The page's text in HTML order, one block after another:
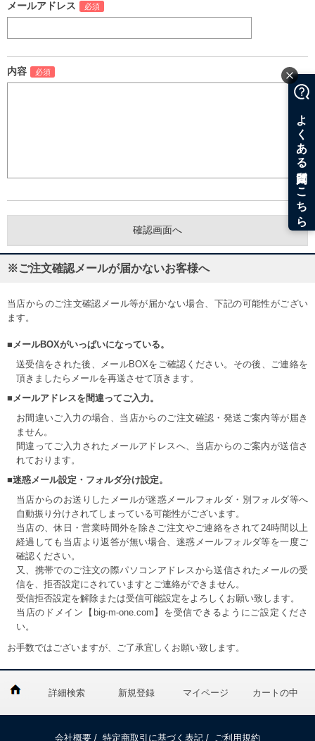
メールアドレス
内容
※ご注文確認メールが届かないお客様へ
当店からのご注文確認メール等が届かない場合、下記の可能性がござい
ます。
■メールBOXがいっぱいになっている。
送受信をされた後、メールBOXをご確認ください。その後、ご連絡を
頂きましたらメールを再送させて頂きます。
■メールアドレスを間違ってご入力。
お間違いご入力の場合、当店からのご注文確認・発送ご案内等が届き
ません。
間違ってご入力されたメールアドレスへ、当店からのご案内が送信さ
れております。
■迷惑メール設定・フォルダ分け設定。
当店からのお送りしたメールが迷惑メールフォルダ・別フォルダ等へ
自動振り分けされてしまっている可能性がございます。
当店の、休日・営業時間外を除きご注文やご連絡をされて24時間以上
経過しても当店より返答が無い場合、迷惑メールフォルダ等を一度ご
確認ください。
又、携帯でのご注文の際パソコンアドレスから送信されたメールの受
信を、拒否設定にされていますとご連絡ができません。
受信拒否設定を解除または受信可能設定をよろしくお願い致します。
当店のドメイン【big-m-one.com】を受信できるようにご設定くださ
い。
お手数ではございますが、ご了承宜しくお願い致します。
詳細検索 新規登録 マイページ カートの中
会社概要 / 特定商取引に基づく表記 / ご利用規約